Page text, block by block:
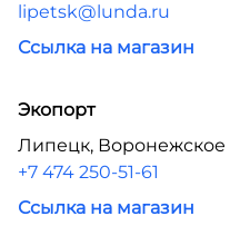
lipetsk@lunda.ru
Ссылка на магазин
Экопорт
Липецк, Воронежское
+7 474 250-51-61
Ссылка на магазин